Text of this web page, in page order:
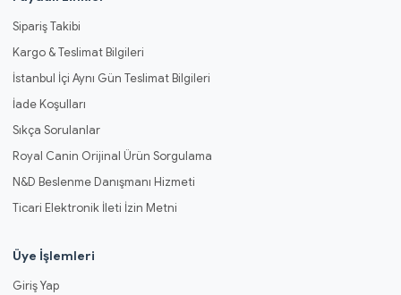
Sipariş Takibi
Kargo & Teslimat Bilgileri
İstanbul İçi Aynı Gün Teslimat Bilgileri
İade Koşulları
Sıkça Sorulanlar
Royal Canin Orijinal Ürün Sorgulama
N&D Beslenme Danışmanı Hizmeti
Ticari Elektronik İleti İzin Metni
Üye İşlemleri
Giriş Yap